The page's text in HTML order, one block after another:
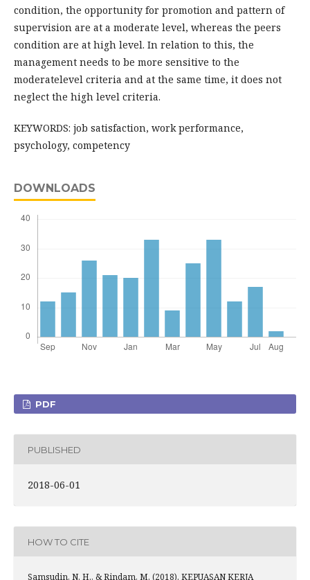
condition, the opportunity for promotion and pattern of
supervision are at a moderate level, whereas the peers
condition are at high level. In relation to this, the
management needs to be more sensitive to the
moderatelevel criteria and at the same time, it does not
neglect the high level criteria.
KEYWORDS: job satisfaction, work performance,
psychology, competency
DOWNLOADS
PDF
PUBLISHED
2018-06-01
HOW TO CITE
Samsudin, N. H., & Rindam, M. (2018). KEPUASAN KERJA